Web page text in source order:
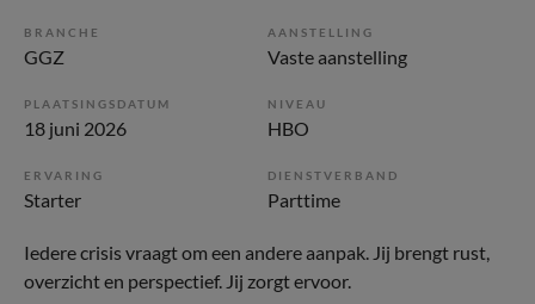
BRANCHE
GGZ
AANSTELLING
Vaste aanstelling
PLAATSINGSDATUM
18 juni 2026
NIVEAU
HBO
ERVARING
Starter
DIENSTVERBAND
Parttime
Iedere crisis vraagt om een andere aanpak. Jij brengt rust,
overzicht en perspectief. Jij zorgt ervoor.